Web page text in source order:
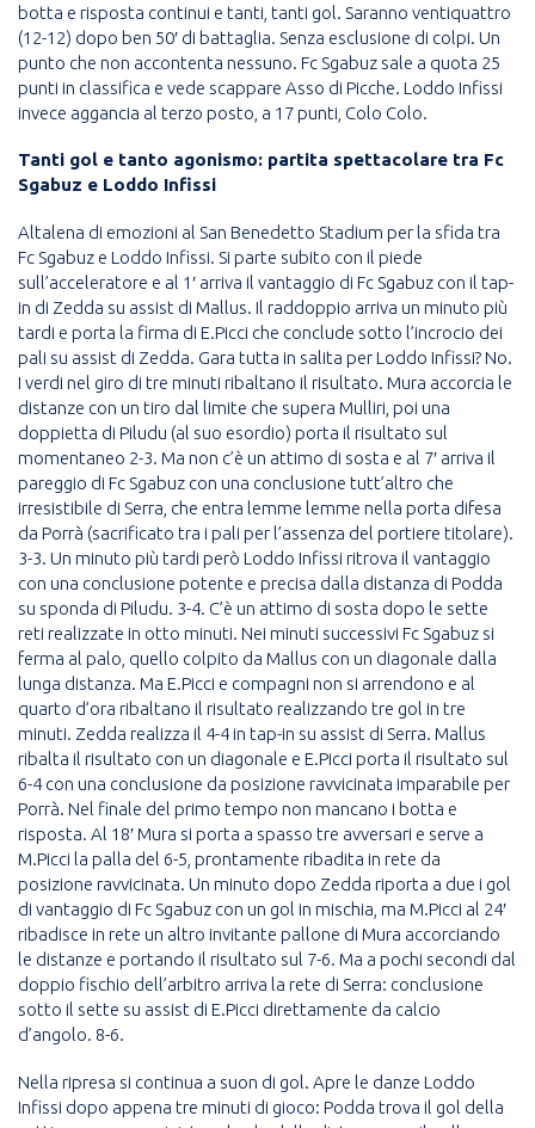
botta e risposta continui e tanti, tanti gol. Saranno ventiquattro
(12-12) dopo ben 50′ di battaglia. Senza esclusione di colpi. Un
punto che non accontenta nessuno. Fc Sgabuz sale a quota 25
punti in classifica e vede scappare Asso di Picche. Loddo Infissi
invece aggancia al terzo posto, a 17 punti, Colo Colo.
Tanti gol e tanto agonismo: partita spettacolare tra Fc
Sgabuz e Loddo Infissi
Altalena di emozioni al San Benedetto Stadium per la sfida tra
Fc Sgabuz e Loddo Infissi. Si parte subito con il piede
sull’acceleratore e al 1′ arriva il vantaggio di Fc Sgabuz con il tap-
in di Zedda su assist di Mallus. Il raddoppio arriva un minuto più
tardi e porta la firma di E.Picci che conclude sotto l’incrocio dei
pali su assist di Zedda. Gara tutta in salita per Loddo Infissi? No.
I verdi nel giro di tre minuti ribaltano il risultato. Mura accorcia le
distanze con un tiro dal limite che supera Mulliri, poi una
doppietta di Piludu (al suo esordio) porta il risultato sul
momentaneo 2-3. Ma non c’è un attimo di sosta e al 7′ arriva il
pareggio di Fc Sgabuz con una conclusione tutt’altro che
irresistibile di Serra, che entra lemme lemme nella porta difesa
da Porrà (sacrificato tra i pali per l’assenza del portiere titolare).
3-3. Un minuto più tardi però Loddo Infissi ritrova il vantaggio
con una conclusione potente e precisa dalla distanza di Podda
su sponda di Piludu. 3-4. C’è un attimo di sosta dopo le sette
reti realizzate in otto minuti. Nei minuti successivi Fc Sgabuz si
ferma al palo, quello colpito da Mallus con un diagonale dalla
lunga distanza. Ma E.Picci e compagni non si arrendono e al
quarto d’ora ribaltano il risultato realizzando tre gol in tre
minuti. Zedda realizza il 4-4 in tap-in su assist di Serra. Mallus
ribalta il risultato con un diagonale e E.Picci porta il risultato sul
6-4 con una conclusione da posizione ravvicinata imparabile per
Porrà. Nel finale del primo tempo non mancano i botta e
risposta. Al 18′ Mura si porta a spasso tre avversari e serve a
M.Picci la palla del 6-5, prontamente ribadita in rete da
posizione ravvicinata. Un minuto dopo Zedda riporta a due i gol
di vantaggio di Fc Sgabuz con un gol in mischia, ma M.Picci al 24′
ribadisce in rete un altro invitante pallone di Mura accorciando
le distanze e portando il risultato sul 7-6. Ma a pochi secondi dal
doppio fischio dell’arbitro arriva la rete di Serra: conclusione
sotto il sette su assist di E.Picci direttamente da calcio
d’angolo. 8-6.
Nella ripresa si continua a suon di gol. Apre le danze Loddo
Infissi dopo appena tre minuti di gioco: Podda trova il gol della